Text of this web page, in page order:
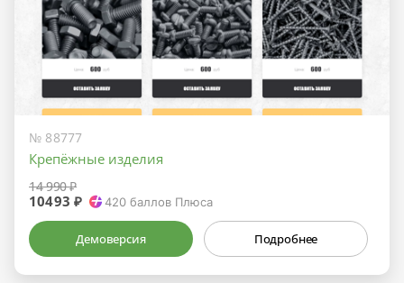
№ 88777
Крепёжные изделия
14 990 ₽
10493 ₽ 420 баллов Плюса
Демоверсия Подробнее